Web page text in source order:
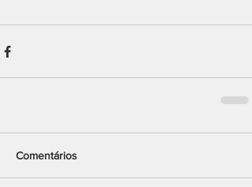
Comentários